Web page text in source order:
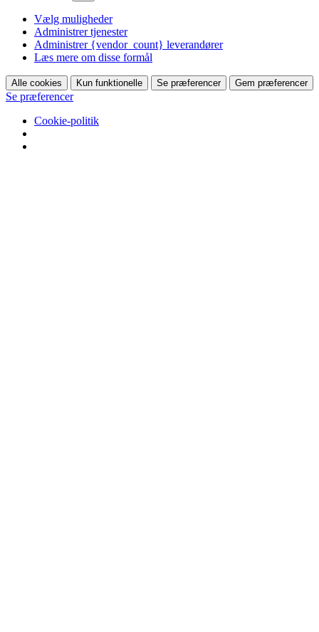
Vælg muligheder
Administrer tjenester
Administrer {vendor_count} leverandører
Læs mere om disse formål
Alle cookies Kun funktionelle Se præferencer Gem præferencer
Se præferencer
Cookie-politik